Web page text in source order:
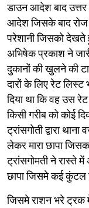
डाउन आदेश बाद
आदेश जिसके बाद रोज
परेशानी जिसको देखते
अभिषेक प्रकाश ने
दुकानों की खुलने की
दारों के लिए रेट
दिया था कि वह उस
किसी गरीब को कोई
ट्रांसगोती द्वारा
लेकर मारा छापा
ट्रांसगोमती ने रास्ते
छापा जिसमे कई
जिसमे राशन भरे ट्रक